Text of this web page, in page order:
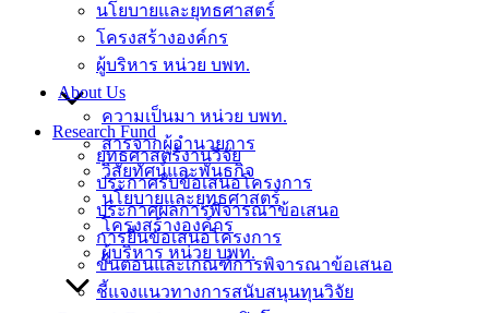
About Us
ความเป็นมา หน่วย บพท.
สารจากผู้อำนวยการ
วิสัยทัศน์และพันธกิจ
นโยบายและยุทธศาสตร์
โครงสร้างองค์กร
ผู้บริหาร หน่วย บพท.
นโยบายและยุทธศาสตร์
โครงสร้างองค์กร
ผู้บริหาร หน่วย บพท.
Research Fund
ยุทธศาสตร์งานวิจัย
ประกาศรับข้อเสนอโครงการ
ประกาศผลการพิจารณาข้อเสนอ
การยื่นข้อเสนอโครงการ
ขั้นตอนและเกณฑ์การพิจารณาข้อเสนอ
ชี้แจงแนวทางการสนับสนุนทุนวิจัย